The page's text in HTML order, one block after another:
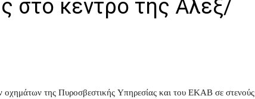
στο κέντρο της Αλεξ/
οχημάτων της Πυροσβεστικής Υπηρεσίας και του ΕΚΑΒ σε στενούς